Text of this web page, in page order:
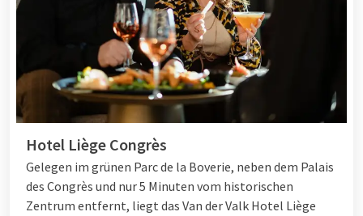
Hotel Liège Congrès
Gelegen im grünen Parc de la Boverie, neben dem Palais
des Congrès und nur 5 Minuten vom historischen
Zentrum entfernt, liegt das Van der Valk Hotel Liège